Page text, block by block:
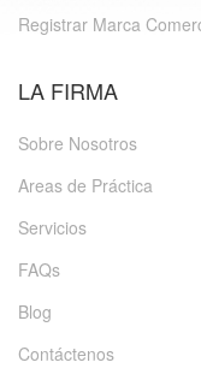
Registrar Marca
LA FIRMA
Sobre Nosotros
Areas de Práctica
Servicios
FAQs
Blog
Contáctenos